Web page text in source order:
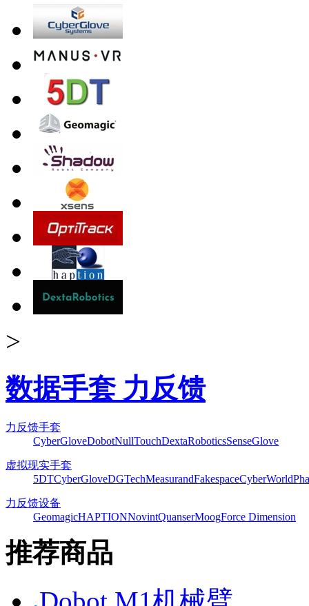
>
数据手套 力反馈
力反馈手套
CyberGloveDobotNullTouchDextaRoboticsSenseGlove
虚拟现实手套
5DTCyberGloveDGTechMeasurandFakespaceCyberWorld
力反馈设备
GeomagicHAPTIONNovintQuanserMoogForce Dimension
推荐商品